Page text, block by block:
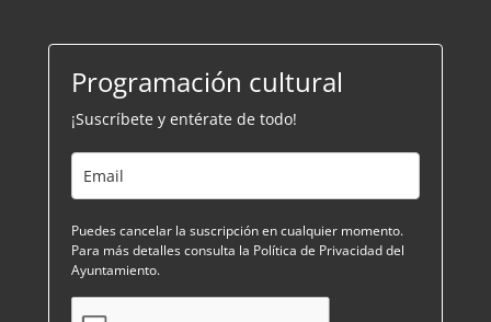
Programación cultural
¡Suscríbete y entérate de todo!
Puedes cancelar la suscripción en cualquier momento.
Para más detalles consulta la Política de Privacidad del
Ayuntamiento.